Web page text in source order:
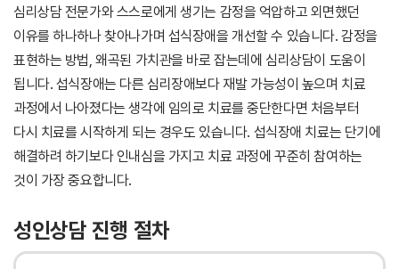
심리상담 전문가와 스스로에게 생기는 감정을 억압하고 외면했던
이유를 하나하나 찾아나가며 섭식장애을 개선할 수 있습니다. 감정을
표현하는 방법, 왜곡된 가치관을 바로 잡는데에 심리상담이 도움이
됩니다. 섭식장애는 다른 심리장애보다 재발 가능성이 높으며 치료
과정에서 나아졌다는 생각에 임의로 치료를 중단한다면 처음부터
다시 치료를 시작하게 되는 경우도 있습니다. 섭식장애 치료는 단기에
해결하려 하기보다 인내심을 가지고 치료 과정에 꾸준히 참여하는
것이 가장 중요합니다.
성인상담 진행 절차